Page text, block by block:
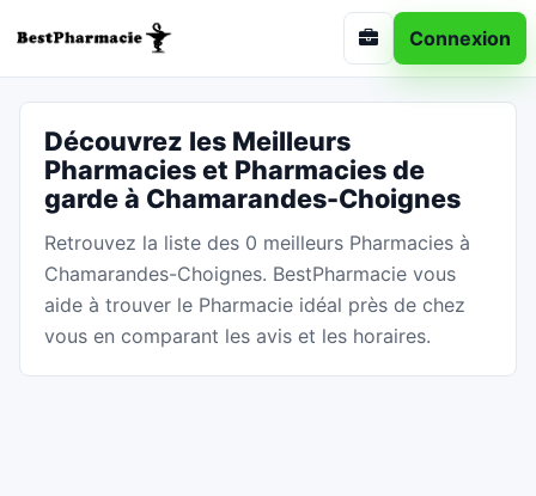
Connexion
Découvrez les Meilleurs
Pharmacies et Pharmacies de
garde à Chamarandes-Choignes
Retrouvez la liste des 0 meilleurs Pharmacies à
Chamarandes-Choignes. BestPharmacie vous
aide à trouver le Pharmacie idéal près de chez
vous en comparant les avis et les horaires.